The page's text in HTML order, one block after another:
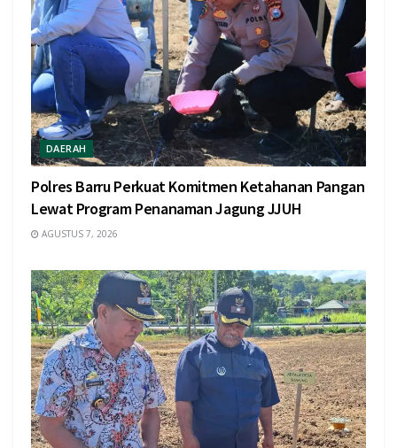
DAERAH
Polres Barru Perkuat Komitmen Ketahanan Pangan
Lewat Program Penanaman Jagung JJUH
AGUSTUS 7, 2026